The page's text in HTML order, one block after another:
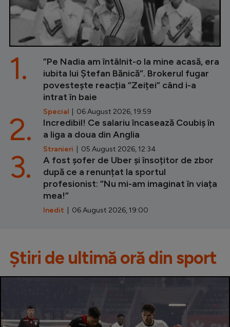
”Pe Nadia am întâlnit-o la mine acasă, era
iubita lui Ștefan Bănică”. Brokerul fugar
povestește reacția ”Zeiței” când i-a
intrat în baie
Special | 06 August 2026, 19:59
1.
Incredibil! Ce salariu încasează Coubiș în
a liga a doua din Anglia
Stranieri | 05 August 2026, 12:34
2.
A fost șofer de Uber și însoțitor de zbor
după ce a renunțat la sportul
profesionist: ”Nu mi-am imaginat în viața
mea!”
Inedit | 06 August 2026, 19:00
3.
Știri de ultimă oră din sport